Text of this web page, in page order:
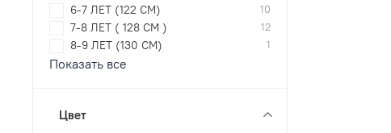
6-7 ЛЕТ (122 СМ) 10
7-8 ЛЕТ ( 128 СМ ) 12
8-9 ЛЕТ (130 СМ) 1
Показать все
Цвет